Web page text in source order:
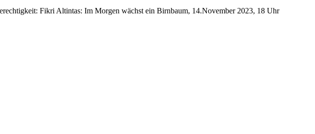
Fikri Altintas: Im Morgen wächst ein Birnbaum, 14.November 2023, 18 Uhr